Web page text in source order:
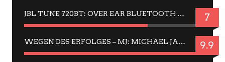
JBL TUNE 720BT: OVER EAR BLUETOOTH KOPFHÖRER UM DIE 50,-€ IM DAUER-TEST 7
WEGEN DES ERFOLGES – MJ: MICHAEL JACKSON MUSICAL IN EINER MATINEE SEHEN 9.9